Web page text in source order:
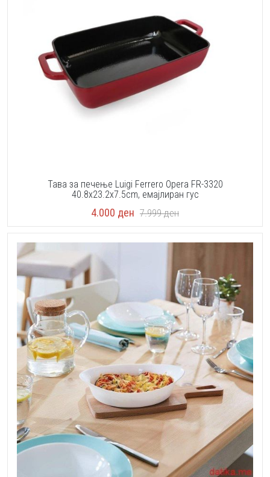
Тава за печење Luigi Ferrero Opera FR-3320
40.8x23.2x7.5cm, eмајлиран гус
4.000 ден 7.999ден